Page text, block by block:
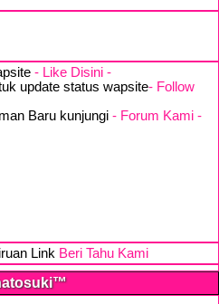
- Like Disini -
update status wapsite- Follow
Baru kunjungi - Forum Kami -
Link Beri Tahu Kami